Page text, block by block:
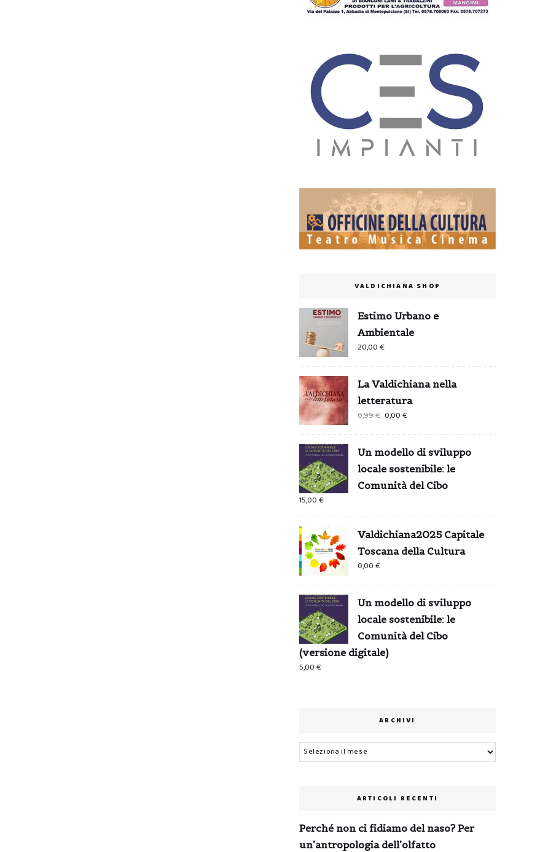
VALDICHIANA SHOP
Estimo Urbano e
Ambientale
20,00€
La Valdichiana nella
letteratura
0,99€
era:
0,99 €.
0,00€
è:
0,00 €.
Un modello di sviluppo
locale sostenibile: le
Comunità del Cibo
15,00€
Valdichiana2025 Capitale
Toscana della Cultura
0,00€
Un modello di sviluppo
locale sostenibile: le
Comunità del Cibo
(versione digitale)
5,00€
ARCHIVI
Archivi
ARTICOLI RECENTI
Perché non ci fidiamo del naso? Per
un’antropologia dell’olfatto